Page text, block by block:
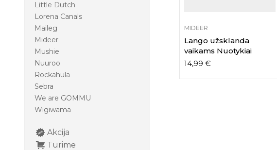
Little Dutch
Lorena Canals
Maileg
Mideer
Mushie
Nuuroo
Rockahula
Sebra
We are GOMMU
Wigiwama
Akcija
Turime
MIDEER
Lango užsklanda
vaikams Nuotykiai
14,99 €